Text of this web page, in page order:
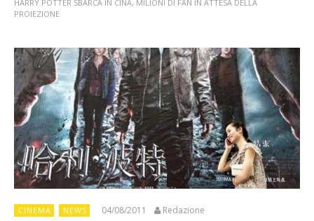
HARRY POTTER SBARCA IN CINA, MILIONI DI FAN IN ATTESA DELLA
PROIEZIONE
CINEMA NEWS 04/08/2011 Redazione